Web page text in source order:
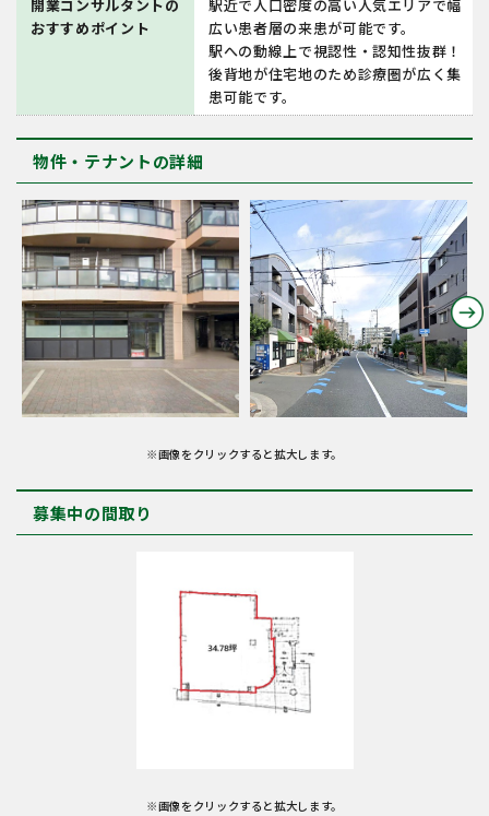
開業コンサルタントの
おすすめポイント
駅近で人口密度の高い人気エリアで幅
広い患者層の来患が可能です。
駅への動線上で視認性・認知性抜群！
後背地が住宅地のため診療圏が広く集
患可能です。
物件・テナントの詳細
※画像をクリックすると拡大します。
募集中の間取り
※画像をクリックすると拡大します。